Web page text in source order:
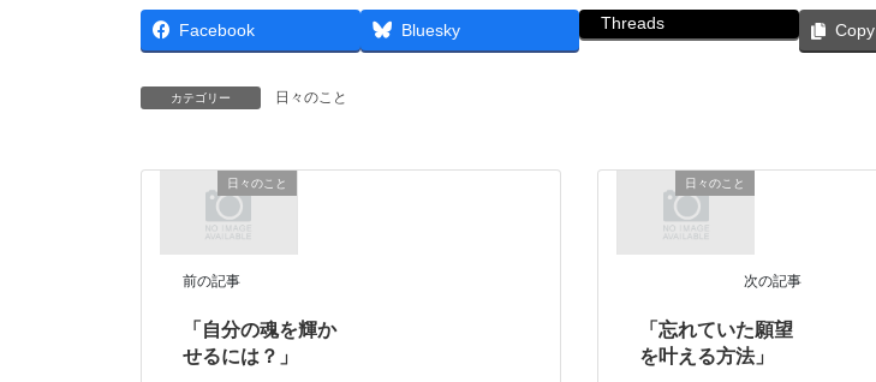
Facebook Bluesky Threads Copy
カテゴリー 日々のこと
日々のこと
前の記事
「自分の魂を輝か
せるには？」
日々のこと
次の記事
「忘れていた願望
を叶える方法」